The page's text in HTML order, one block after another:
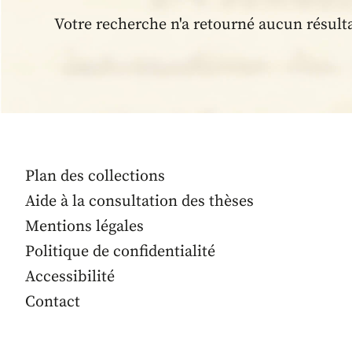
Votre recherche n'a retourné aucun
Plan des collections
Aide à la consultation des thèses
Mentions légales
Politique de confidentialité
Accessibilité
Contact